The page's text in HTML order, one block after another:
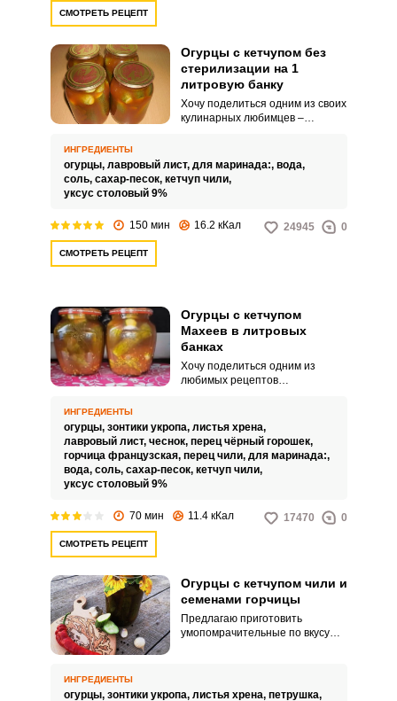
СМОТРЕТЬ РЕЦЕПТ
Огурцы с кетчупом без
стерилизации на 1
литровую банку
Хочу поделиться одним из своих
кулинарных любимцев –
стерилизации на 1 литровую
банку. Закуска получается
вкусом.
ИНГРЕДИЕНТЫ
огурцы, лавровый лист, для маринада:, вода,
соль, сахар-песок, кетчуп чили,
уксус столовый 9%
150 мин 16.2 кКал 24945 0
СМОТРЕТЬ РЕЦЕПТ
Огурцы с кетчупом
Махеев в литровых
банках
Хочу поделиться одним из
любимых рецептов
банках. Огурцы получаются
пикантными с приятным
ароматом и незабываемым
вкусом.
ИНГРЕДИЕНТЫ
огурцы, зонтики укропа, листья хрена,
лавровый лист, чеснок, перец чёрный горошек,
горчица французская, перец чили, для маринада:,
вода, соль, сахар-песок, кетчуп чили,
уксус столовый 9%
70 мин 11.4 кКал 17470 0
СМОТРЕТЬ РЕЦЕПТ
Огурцы с кетчупом чили и
семенами горчицы
Предлагаю приготовить
умопомрачительные по вкусу
ИНГРЕДИЕНТЫ
огурцы, зонтики укропа, листья хрена, петрушка,